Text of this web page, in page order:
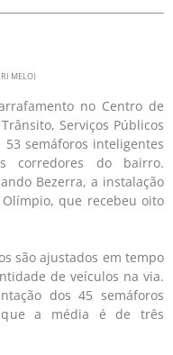
MELO)
no Centro de
Serviços Públicos
semáforos inteligentes
corredores do bairro.
Bezerra, a instalação
que recebeu oito
são ajustados em tempo
de veículos na via.
dos 45 semáforos
que a média é de três